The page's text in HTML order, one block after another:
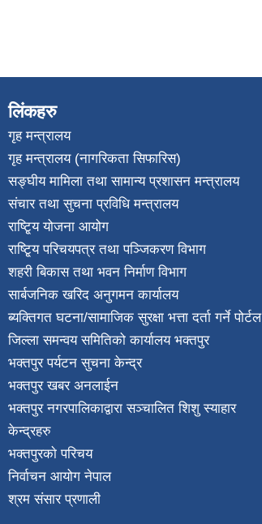
लिंकहरु
गृह मन्त्रालय
गृह मन्त्रालय (नागरिकता सिफारिस)
सङ्घीय मामिला तथा सामान्य प्रशासन मन्त्रालय
संचार तथा सुचना प्रविधि मन्त्रालय
राष्टि्ृय योजना आयोग
राष्टि्ृय परिचयपत्र तथा पञ्जिकरण विभाग
शहरी बिकास तथा भवन निर्माण विभाग
सार्बजनिक खरिद अनुगमन कार्यालय
ब्यक्तिगत घटना/सामाजिक सुरक्षा भत्ता दर्ता गर्ने पोर्टल
जिल्ला समन्वय समितिको कार्यालय भक्तपुर
भक्तपुर पर्यटन सुचना केन्द्र
भक्तपुर खबर अनलाईन
भक्तपुर नगरपालिकाद्वारा सञ्चालित शिशु स्याहार
केन्द्रहरु
भक्तपुरकाे परिचय
निर्वाचन आयोग नेपाल
श्रम संसार प्रणाली